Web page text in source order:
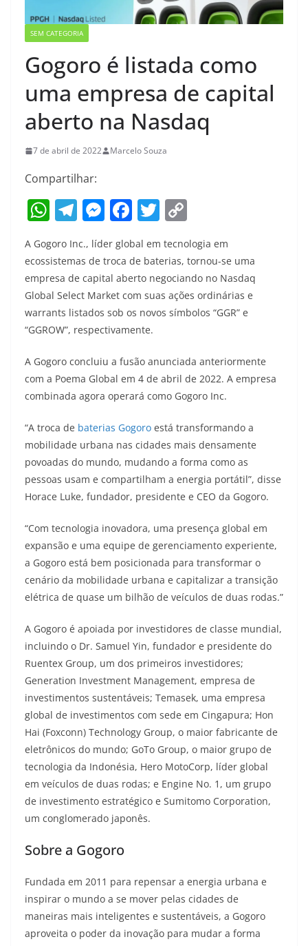
SEM CATEGORIA
Gogoro é listada como
uma empresa de capital
aberto na Nasdaq
7 de abril de 2022 Marcelo Souza
Compartilhar:
W
at
s
A
p
p
T
el
e
gr
a
m
M
ss
e
n
g
er
F
a
c
e
b
o
o
k
T
itt
er
o
p
y
Li
n
A Gogoro Inc., líder global em tecnologia em
ecossistemas de troca de baterias, tornou-se uma
empresa de capital aberto negociando no Nasdaq
Global Select Market com suas ações ordinárias e
warrants listados sob os novos símbolos “GGR” e
“GGROW”, respectivamente.
A Gogoro concluiu a fusão anunciada anteriormente
com a Poema Global em 4 de abril de 2022. A empresa
combinada agora operará como Gogoro Inc.
“A troca de baterias Gogoro está transformando a
mobilidade urbana nas cidades mais densamente
povoadas do mundo, mudando a forma como as
pessoas usam e compartilham a energia portátil”, disse
Horace Luke, fundador, presidente e CEO da Gogoro.
“Com tecnologia inovadora, uma presença global em
expansão e uma equipe de gerenciamento experiente,
a Gogoro está bem posicionada para transformar o
cenário da mobilidade urbana e capitalizar a transição
elétrica de quase um bilhão de veículos de duas rodas.”
A Gogoro é apoiada por investidores de classe mundial,
incluindo o Dr. Samuel Yin, fundador e presidente do
Ruentex Group, um dos primeiros investidores;
Generation Investment Management, empresa de
investimentos sustentáveis; Temasek, uma empresa
global de investimentos com sede em Cingapura; Hon
Hai (Foxconn) Technology Group, o maior fabricante de
eletrônicos do mundo; GoTo Group, o maior grupo de
tecnologia da Indonésia, Hero MotoCorp, líder global
em veículos de duas rodas; e Engine No. 1, um grupo
de investimento estratégico e Sumitomo Corporation,
um conglomerado japonês.
Sobre a Gogoro
Fundada em 2011 para repensar a energia urbana e
inspirar o mundo a se mover pelas cidades de
maneiras mais inteligentes e sustentáveis, a Gogoro
aproveita o poder da inovação para mudar a forma